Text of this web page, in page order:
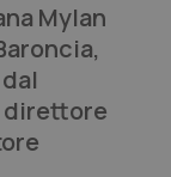
Mylan
direttore